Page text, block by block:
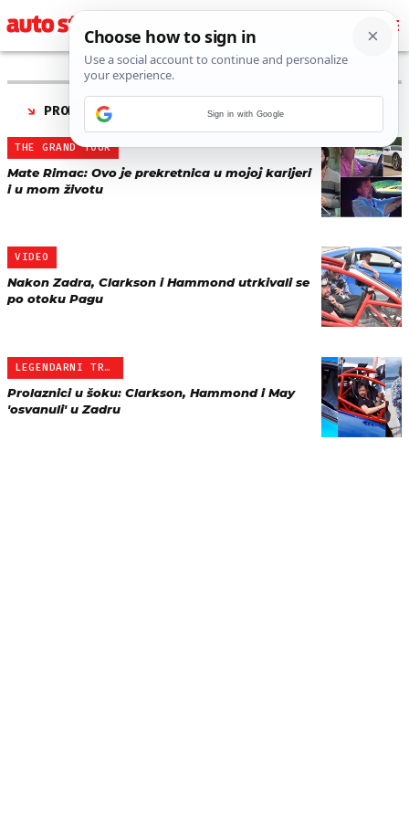
PRONAĐENO 3 REZULTATA ZA AUTORA “
THE GRAND TOUR
Mate Rimac: Ovo je prekretnica u mojoj karijeri
i u mom životu
VIDEO
Nakon Zadra, Clarkson i Hammond utrkivali se
po otoku Pagu
LEGENDARNI TROJAC 'THE G…
Prolaznici u šoku: Clarkson, Hammond i May
'osvanuli' u Zadru
Sign in with Google